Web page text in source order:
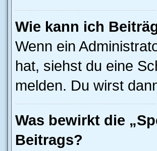
Wie kann ich
Wenn ein
hat, siehst du eine
melden. Du wirst
Was bewirkt die
Beitrags?